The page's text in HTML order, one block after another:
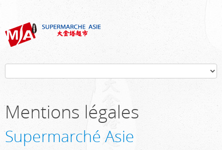
Mentions légales
Supermarché Asie